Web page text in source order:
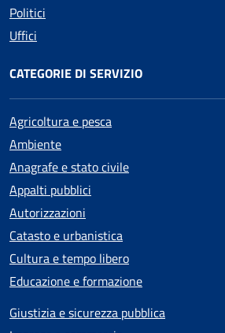
Politici
Uffici
CATEGORIE DI SERVIZIO
Agricoltura e pesca
Ambiente
Anagrafe e stato civile
Appalti pubblici
Autorizzazioni
Catasto e urbanistica
Cultura e tempo libero
Educazione e formazione
Giustizia e sicurezza pubblica